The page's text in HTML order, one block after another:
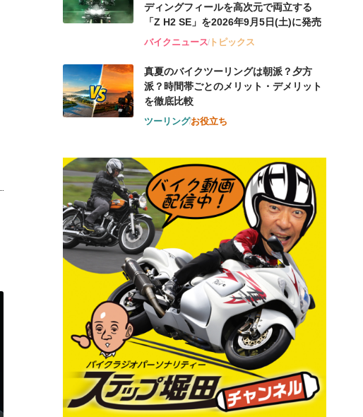
ディングフィールを高次元で両立する
「Z H2 SE」を2026年9月5日(土)に発売
バイクニューストピックス
真夏のバイクツーリングは朝派？夕方
派？時間帯ごとのメリット・デメリット
を徹底比較
ツーリングお役立ち